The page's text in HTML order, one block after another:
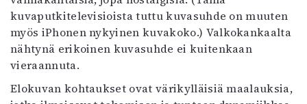
kuvaputkitelevisioista tuttu kuvasuhde on muuten
myös iPhonen nykyinen kuvakoko.) Valkokankaalta
nähtynä erikoinen kuvasuhde ei kuitenkaan
vieraannuta.
Elokuvan kohtaukset ovat värikylläisiä maalauksia,